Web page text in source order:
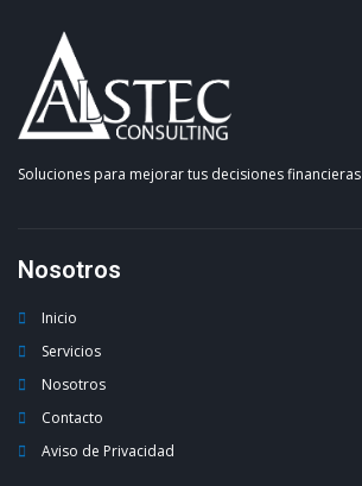
Soluciones para mejorar tus decisiones financieras
Nosotros
Inicio
Servicios
Nosotros
Contacto
Aviso de Privacidad